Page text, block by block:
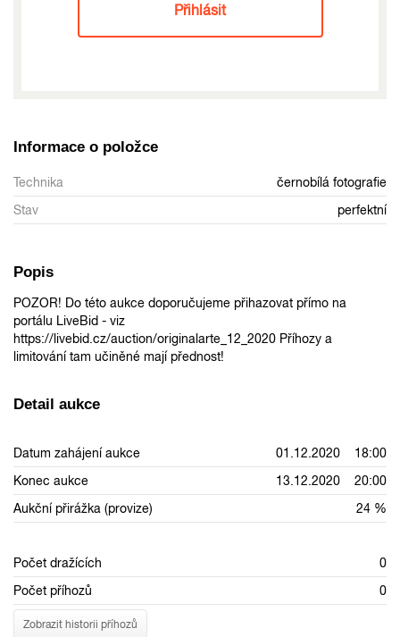
Přihlásit
Informace o položce
Technika
černobílá fotografie
Stav
perfektní
Popis
POZOR! Do této aukce doporučujeme přihazovat přímo na
portálu LiveBid - viz
https://livebid.cz/auction/originalarte_12_2020 Příhozy a
limitování tam učiněné mají přednost!
Detail aukce
Datum zahájení aukce
01.12.2020 18:00
Konec aukce
13.12.2020 20:00
Aukční přirážka (provize)
24 %
Počet dražících
0
Počet příhozů
0
Zobrazit historii příhozů